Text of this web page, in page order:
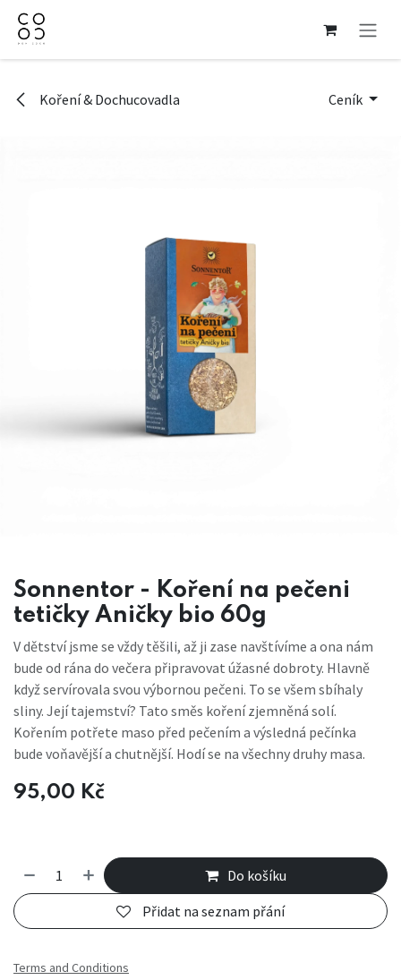
Přejít na obsah
Koření & Dochucovadla Ceník
Sonnentor - Koření na pečeni
tetičky Aničky bio 60g
V dětství jsme se vždy těšili, až ji zase navštívíme a ona nám
bude od rána do večera připravovat úžasné dobroty. Hlavně
když servírovala svou výbornou pečeni. To se všem sbíhaly
sliny. Její tajemství? Tato směs koření zjemněná solí.
Kořením potřete maso před pečením a výsledná pečínka
bude voňavější a chutnější. Hodí se na všechny druhy masa.
95,00 Kč
Do košíku
Přidat na seznam přání
Terms and Conditions